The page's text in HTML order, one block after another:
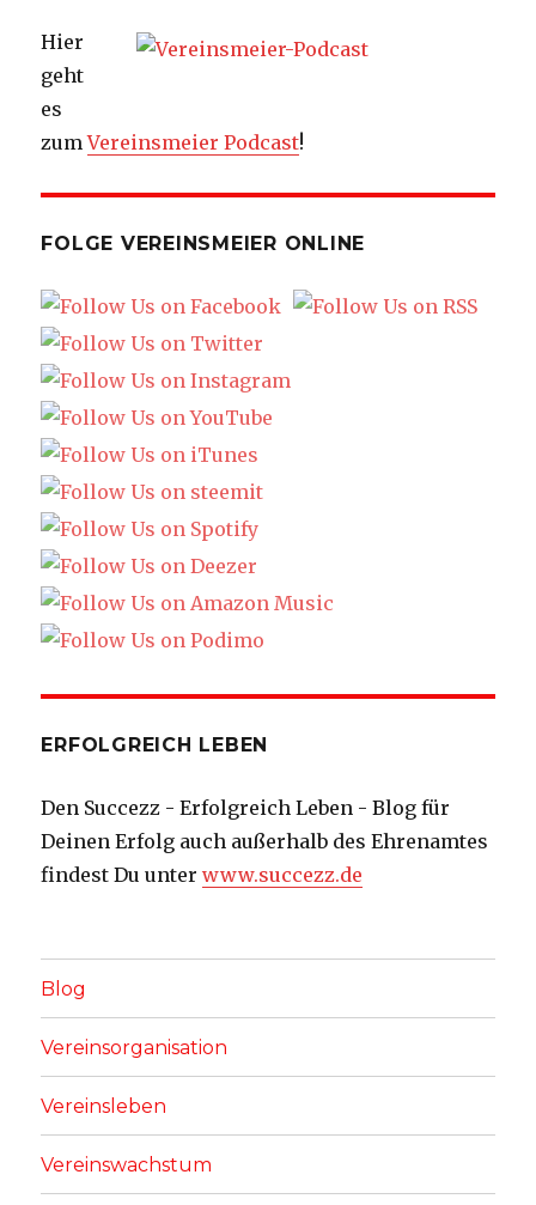
Hier
geht
es
zumVereinsmeier Podcast!
FOLGE VEREINSMEIER ONLINE
ERFOLGREICH LEBEN
Den Succezz - Erfolgreich Leben - Blog für
Deinen Erfolg auch außerhalb des Ehrenamtes
findest Du unterwww.succezz.de
Blog
Vereinsorganisation
Vereinsleben
Vereinswachstum